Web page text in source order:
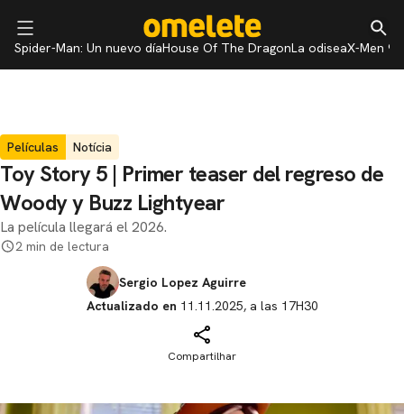
Spider-Man: Un nuevo díaHouse Of The DragonLa odiseaX-Men 97
Películas Notícia
Toy Story 5 | Primer teaser del regreso de
Woody y Buzz Lightyear
La película llegará el 2026.
2 min de lectura
Sergio Lopez Aguirre
Actualizado en 11.11.2025, a las 17H30
Compartilhar